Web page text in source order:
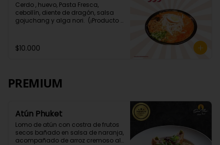
Cerdo , huevo, Pasta Fresca,
cebollín, diente de dragón, salsa
gojuchang y alga nori.  (¡Producto
$10.000
PREMIUM
Atún Phuket
Lomo de atún con costra de frutos
secos bañado en salsa de naranja,
acompañado de arroz cremoso al